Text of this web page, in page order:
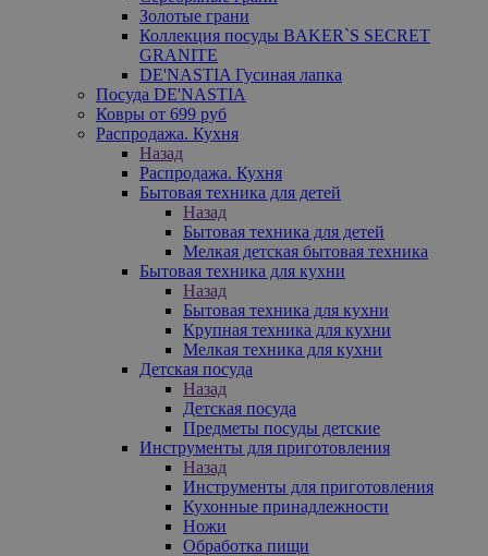
Золотые грани
Коллекция посуды BAKER`S SECRET
GRANITE
DE'NASTIA Гусиная лапка
Посуда DE'NASTIA
Ковры от 699 руб
Распродажа. Кухня
Назад
Распродажа. Кухня
Бытовая техника для детей
Назад
Бытовая техника для детей
Мелкая детская бытовая техника
Бытовая техника для кухни
Назад
Бытовая техника для кухни
Крупная техника для кухни
Мелкая техника для кухни
Детская посуда
Назад
Детская посуда
Предметы посуды детские
Инструменты для приготовления
Назад
Инструменты для приготовления
Кухонные принадлежности
Ножи
Обработка пищи